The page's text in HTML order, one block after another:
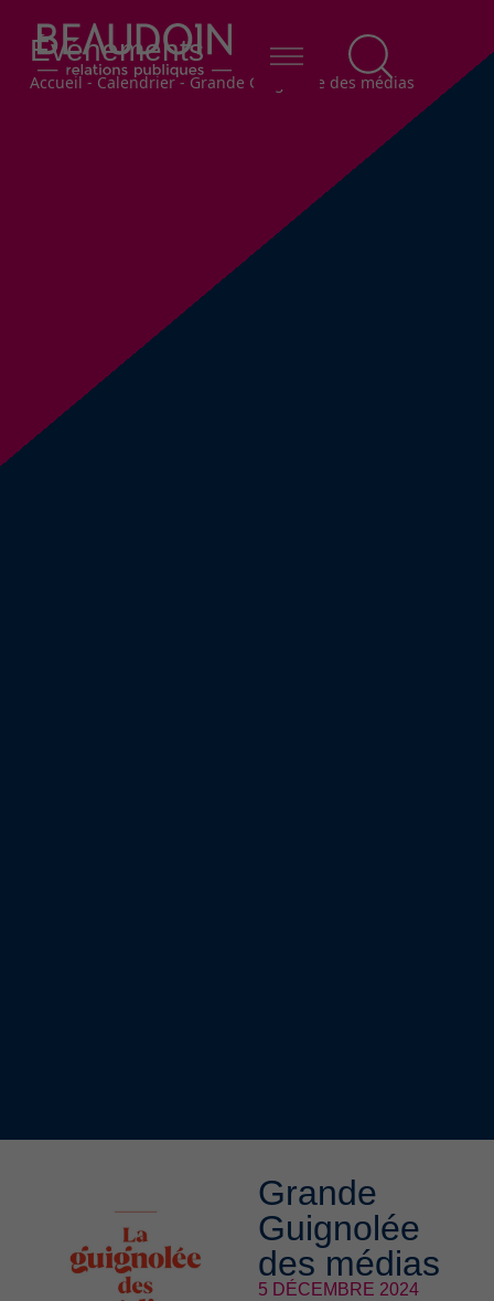
Événements
Fil d'Ariane
Accueil-Calendrier-Grande Guignolée des médias
Grande
Guignolée
des médias
5 DÉCEMBRE 2024